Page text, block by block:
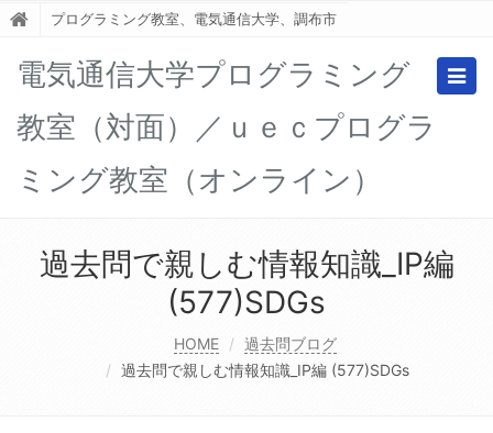
プログラミング教室、電気通信大学、調布市
電気通信大学プログラミング
教室（対面）／ｕｅｃプログラ
ミング教室（オンライン）
過去問で親しむ情報知識_IP編
(577)SDGs
HOME
過去問ブログ
過去問で親しむ情報知識_IP編 (577)SDGs